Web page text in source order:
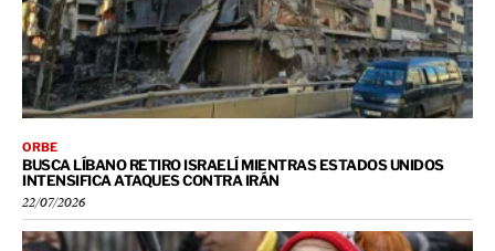
ORBE
BUSCA LÍBANO RETIRO ISRAELÍ MIENTRAS ESTADOS UNIDOS
INTENSIFICA ATAQUES CONTRA IRÁN
22/07/2026